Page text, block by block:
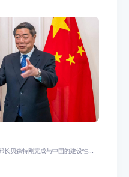
长贝森特刚完成与中国的建设性...